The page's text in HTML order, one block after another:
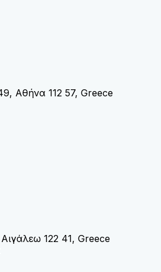
Αθήνα 112 57, Greece
122 41, Greece